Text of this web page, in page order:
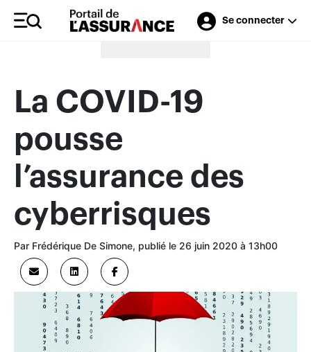
Se connecter
Merci à nos annonceurs
La COVID-19
pousse
l’assurance des
cyberrisques
Par Frédérique De Simone, publié le 26 juin 2020 à 13h00